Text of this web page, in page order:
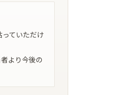
ていただけ
より今後の